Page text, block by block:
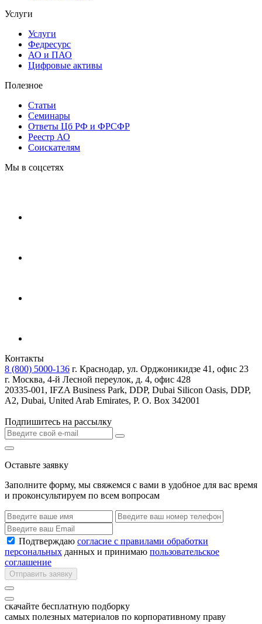
Услуги
Услуги
Федресурс
АО и ПАО
Цифровые активы
Полезное
Статьи
Cеминары
Ответы Цб РФ и ФРСФР
Реестр АО
Соискателям
Мы в соцсетях
Контакты
8 (800) 5000-136 г. Краснодар, ул. Орджоникидзе 41, офис 23
г. Москва, 4-й Лесной переулок, д. 4, офис 428
20335-001, IFZA Business Park, DDP, Dubai Silicon Oasis, DDP,
A2, Dubai, United Arab Emirates, P. O. Box 342001
Подпишитесь на рассылку
Оставьте заявку
Заполните форму, мы свяжемся с вами в удобное для вас время
и проконсультируем по всем вопросам
Подтверждаю согласие с правилами обработки
персональных данных и принимаю пользовательское
соглашение
Отправить заявку
скачайте бесплатную подборку
самых полезных материалов по корпоративному праву